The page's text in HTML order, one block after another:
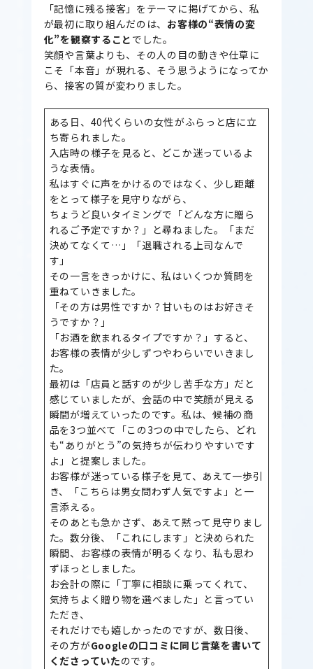
「記憶に残る接客」をテーマに掲げてから、私
が最初に取り組んだのは、 お客様の“表情の変
化”を観察すること でした。
笑顔や言葉よりも、その人の目の動きや仕草に
こそ「本音」が現れる、そう思うようになってか
ら、接客の質が変わりました。
ある日、40代くらいの女性がふらっと店に立
ち寄られました。
入店時の様子を見ると、どこか迷っているよ
うな表情。
私はすぐに声をかけるのではなく、少し距離
をとって様子を見守りながら、
ちょうど良いタイミングで「どんな方に贈ら
れるご予定ですか？」と尋ねました。「まだ
決めてなくて…」「退職される上司なんで
す」
その一言をきっかけに、私はいくつか質問を
重ねていきました。
「その方は男性ですか？甘いものはお好きそ
うですか？」
「お酒を飲まれるタイプですか？」すると、
お客様の表情が少しずつやわらいでいきまし
た。
最初は「店員と話すのが少し苦手な方」だと
感じていましたが、会話の中で笑顔が見える
瞬間が増えていったのです。私は、候補の商
品を3つ並べて「この3つの中でしたら、どれ
も“ありがとう”の気持ちが伝わりやすいです
よ」と提案しました。
お客様が迷っている様子を見て、あえて一歩引
き、「こちらは男女問わず人気ですよ」と一
言添える。
そのあとも急かさず、あえて黙って見守りまし
た。数分後、「これにします」と決められた
瞬間、お客様の表情が明るくなり、私も思わ
ずほっとしました。
お会計の際に「丁寧に相談に乗ってくれて、
気持ちよく贈り物を選べました」と言ってい
ただき、
それだけでも嬉しかったのですが、数日後、
その方がGoogleの口コミに同じ言葉を書いて
くださっていたのです。